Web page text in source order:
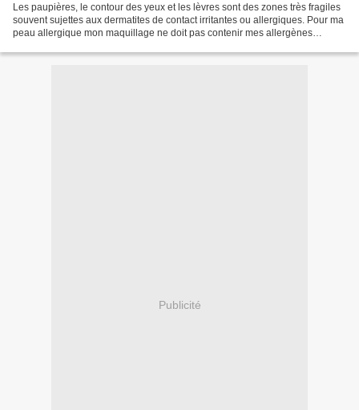
Les paupières, le contour des yeux et les lèvres sont des zones très fragiles
souvent sujettes aux dermatites de contact irritantes ou allergiques. Pour ma
peau allergique mon maquillage ne doit pas contenir mes allergènes
Publicité